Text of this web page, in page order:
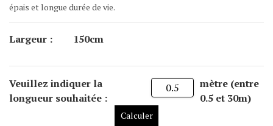
épais et longue durée de vie.
Largeur : 150cm
Veuillez indiquer la
longueur souhaitée :
mètre (entre
0.5 et 30m)
Calculer